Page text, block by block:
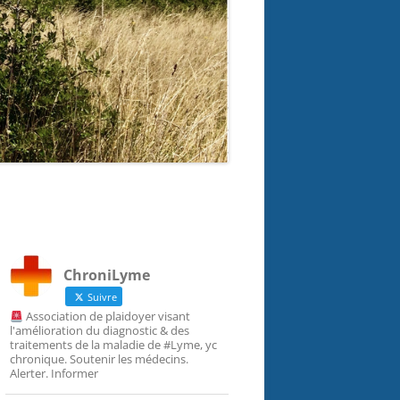
ChroniLyme
Suivre
Association de plaidoyer visant
l'amélioration du diagnostic & des
traitements de la maladie de #Lyme, yc
chronique. Soutenir les médecins.
Alerter. Informer